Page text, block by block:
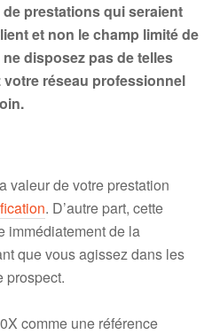
prestations qui seraient
et non le champ limité de
disposez pas de telles
réseau professionnel
valeur de votre prestation
. D’autre part, cette
immédiatement de la
que vous agissez dans les
prospect.
comme une référence